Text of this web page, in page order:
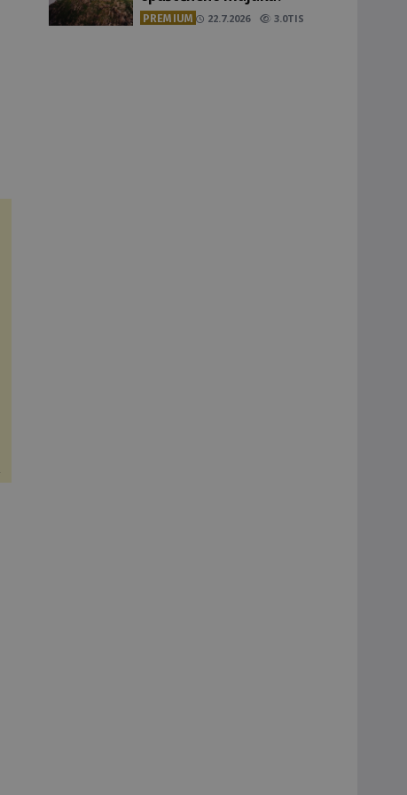
PREMIUM 22.7.2026 3.0TIS